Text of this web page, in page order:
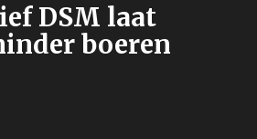
DSM laat
boeren